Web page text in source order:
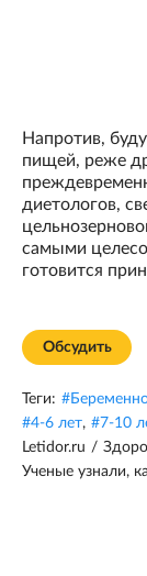
Напротив,
пищей, реже
диетологов,
самыми
готовится
Обсудить
Теги: #
#4-6 лет, #7-10
Letidor.ru /
Ученые узнали,